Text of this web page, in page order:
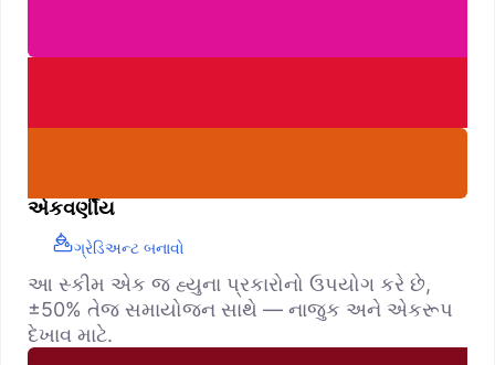
એકવર્ણીય
ગ્રેડિઅન્ટ બનાવો
આ સ્કીમ એક જ હ્યુના પ્રકારોનો ઉપયોગ કરે છે,
±50% તેજ સમાયોજન સાથે — નાજુક અને એકરૂપ
દેખાવ માટે.